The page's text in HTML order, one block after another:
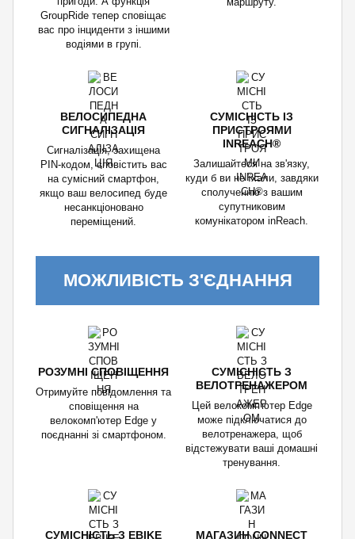
GroupRide тепер сповіщає
вас про інциденти з іншими
водіями в групі.
ВЕЛОСИПЕДНА
СИГНАЛІЗАЦІЯ
Сигналізація, захищена
PIN-кодом, сповістить вас
на сумісний смартфон,
якщо ваш велосипед буде
несанкціоновано
переміщений.
СУМІСНІСТЬ ІЗ
ПРИСТРОЯМИ
INREACH®
Залишайтеся на зв'язку,
куди б ви не їхали, завдяки
сполученню з вашим
супутниковим
комунікатором inReach.
МОЖЛИВІСТЬ З'ЄДНАННЯ
РОЗУМНІ СПОВІЩЕННЯ
Отримуйте повідомлення та
сповіщення на
велокомп'ютер Edge у
поєднанні зі смартфоном.
СУМІСНІСТЬ З
ВЕЛОТРЕНАЖЕРОМ
Цей велокомп'ютер Edge
може підключатися до
велотренажера, щоб
відстежувати ваші домашні
тренування.
СУМІСНІСТЬ З EBIKE
МАГАЗИН CONNECT